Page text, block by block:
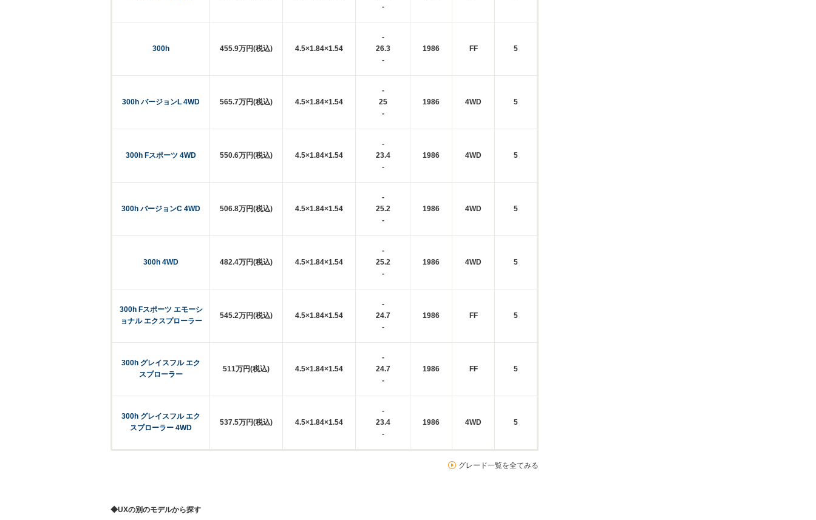
-
300h 455.9万円(税込) 4.5×1.84×1.54
-
26.3
-
1986 FF 5
300h バージョンL 4WD 565.7万円(税込) 4.5×1.84×1.54
-
25
-
1986 4WD 5
300h Fスポーツ 4WD 550.6万円(税込) 4.5×1.84×1.54
-
23.4
-
1986 4WD 5
300h バージョンC 4WD 506.8万円(税込) 4.5×1.84×1.54
-
25.2
-
1986 4WD 5
300h 4WD 482.4万円(税込) 4.5×1.84×1.54
-
25.2
-
1986 4WD 5
300h Fスポーツ エモーシ
ョナル エクスプローラー
545.2万円(税込) 4.5×1.84×1.54
-
24.7
-
1986 FF 5
300h グレイスフル エク
スプローラー
511万円(税込) 4.5×1.84×1.54
-
24.7
-
1986 FF 5
300h グレイスフル エク
スプローラー 4WD
537.5万円(税込) 4.5×1.84×1.54
-
23.4
-
1986 4WD 5
グレード一覧を全てみる
◆UXの別のモデルから探す